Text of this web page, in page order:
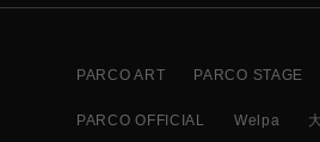
PARCO ART PARCO STAGE
PARCO OFFICIAL Welpa